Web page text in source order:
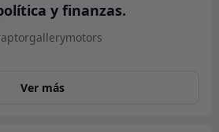
y finanzas.
Ver más